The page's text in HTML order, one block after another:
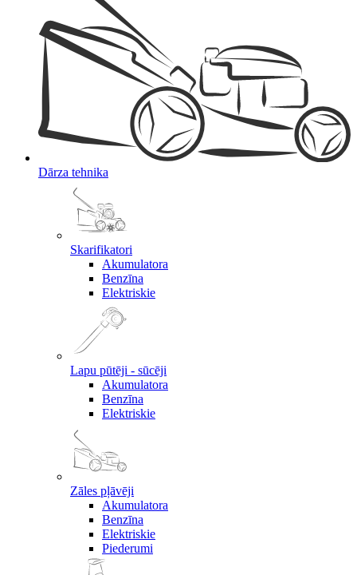
Dārza tehnika
Skarifikatori
Akumulatora
Benzīna
Elektriskie
Lapu pūtēji - sūcēji
Akumulatora
Benzīna
Elektriskie
Zāles pļāvēji
Akumulatora
Benzīna
Elektriskie
Piederumi